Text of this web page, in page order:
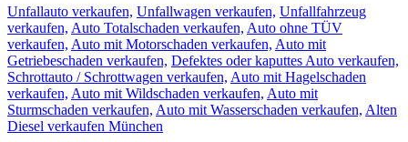
Unfallauto verkaufen, Unfallwagen verkaufen, Unfallfahrzeug
verkaufen, Auto Totalschaden verkaufen, Auto ohne TÜV
verkaufen, Auto mit Motorschaden verkaufen, Auto mit
Getriebeschaden verkaufen, Defektes oder kaputtes Auto verkaufen,
Schrottauto / Schrottwagen verkaufen, Auto mit Hagelschaden
verkaufen, Auto mit Wildschaden verkaufen, Auto mit
Sturmschaden verkaufen, Auto mit Wasserschaden verkaufen, Alten
Diesel verkaufen München